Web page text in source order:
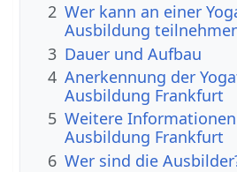
2 Wer kann an einer
Ausbildung
3 Dauer und Aufbau
4 Anerkennung der
Ausbildung Frankfurt
5 Weitere
Ausbildung Frankfurt
6 Wer sind die